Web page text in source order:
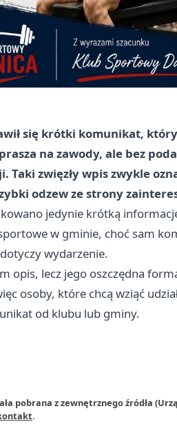
się krótki komunikat,
na zawody, ale bez
zwięzły wpis zwykle
odzew ze strony
jedynie krótką
w gminie, choć sam
wydarzenie.
opis, lecz jego oszczędna
osoby, które chcą wziąć
od klubu lub gminy.
pobrana z zewnętrznego źródła
.